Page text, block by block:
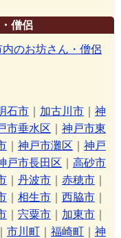
僧侶
内のお坊さん・僧侶
石市 加古川市
神
市垂水区
神戸市東
神戸市灘区
神戸
戸市長田区
高砂市
丹波市 赤穂市
相生市 西脇市
宍粟市 加東市
市川町 福崎町
神